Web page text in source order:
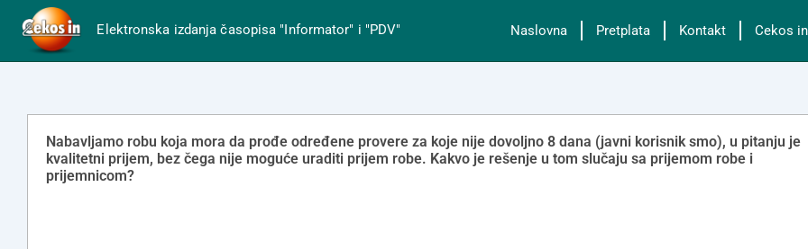
Elektronska izdanja časopisa "Informator" i "PDV" Naslovna Pretplata Kontakt Cekos in
Nabavljamo robu koja mora da prođe određene provere za koje nije dovoljno 8 dana (javni korisnik smo), u pitanju je
kvalitetni prijem, bez čega nije moguće uraditi prijem robe. Kakvo je rešenje u tom slučaju sa prijemom robe i
prijemnicom?